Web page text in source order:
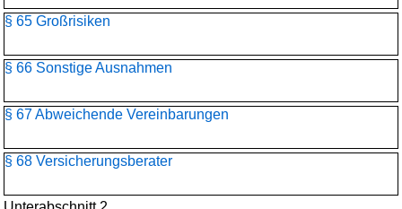
§ 65 Großrisiken
§ 66 Sonstige Ausnahmen
§ 67 Abweichende Vereinbarungen
§ 68 Versicherungsberater